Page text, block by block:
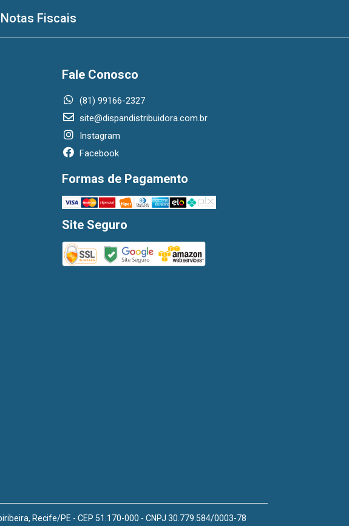
Notas Fiscais
Fale Conosco
(81) 99166-2327
site@dispandistribuidora.com.br
Instagram
Facebook
Formas de Pagamento
Site Seguro
Recife/PE - CEP 51.170-000 - CNPJ 30.779.584/0003-78